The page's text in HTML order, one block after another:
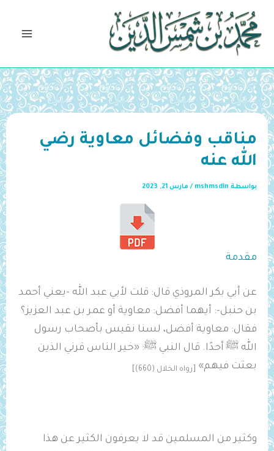
تخطي
المحتوى
مناقب وفضائل معاوية رضي
الله عنه
بواسطة mshmsdin
/ مارس 21, 2023
مقدمة
عن أبي بكر المروذي قال: قلت لأبي عبد الله -يعني أحمد
بن حنبل-: ‌أيهما ‌أفضل: ‌معاوية أو عمر بن عبد العزيز؟
فقال: معاوية أفضل، لسنا نقيس بأصحاب رسول
الله ﷺ أحدًا. قال النبي ﷺ: «خير الناس قرني الذين
بعثت فيهم»
[رواه الخلال (660)]
وكثير من المسلمين قد لا يعرفون الكثير عن هذا